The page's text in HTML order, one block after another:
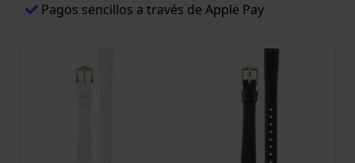
Pagos sencillos a través de Apple Pay